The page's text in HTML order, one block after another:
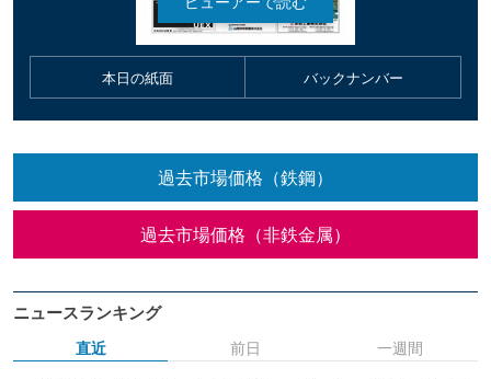
本日の紙面 バックナンバー
過去市場価格（鉄鋼）
過去市場価格（非鉄金属）
ニュースランキング
直近
前日 一週間